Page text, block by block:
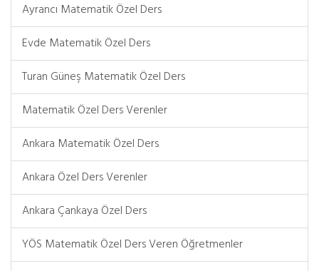
Ayrancı Matematik Özel Ders
Evde Matematik Özel Ders
Turan Güneş Matematik Özel Ders
Matematik Özel Ders Verenler
Ankara Matematik Özel Ders
Ankara Özel Ders Verenler
Ankara Çankaya Özel Ders
YÖS Matematik Özel Ders Veren Öğretmenler